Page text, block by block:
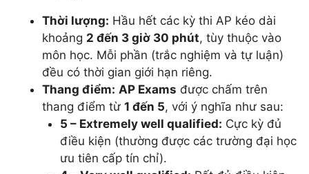
Thời lượng: Hầu hết các kỳ thi AP kéo dài
khoảng 2 đến 3 giờ 30 phút, tùy thuộc vào
môn học. Mỗi phần (trắc nghiệm và tự luận)
đều có thời gian giới hạn riêng.
Thang điểm: AP Exams được chấm trên
thang điểm từ 1 đến 5, với ý nghĩa như sau:
5 – Extremely well qualified: Cực kỳ đủ
điều kiện (thường được các trường đại học
ưu tiên cấp tín chỉ).